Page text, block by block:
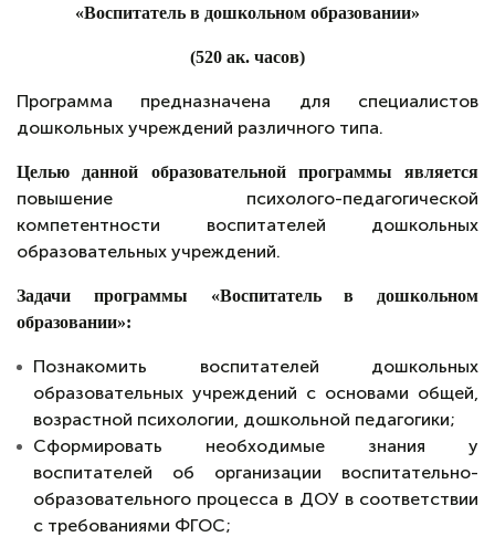
«Воспитатель в дошкольном образовании»
(520 ак. часов)
Программа предназначена для специалистов
дошкольных учреждений различного типа.
Целью данной образовательной программы является
повышение психолого-педагогической
компетентности воспитателей дошкольных
образовательных учреждений.
Задачи программы «Воспитатель в дошкольном
образовании»:
Познакомить воспитателей дошкольных
образовательных учреждений с основами общей,
возрастной психологии, дошкольной педагогики;
Сформировать необходимые знания у
воспитателей об организации воспитательно-
образовательного процесса в ДОУ в соответствии
с требованиями ФГОС;